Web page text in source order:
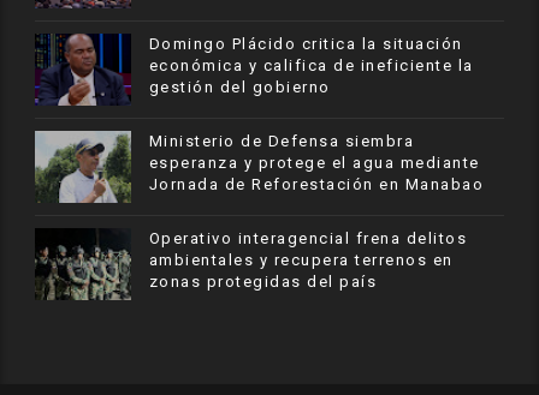
​Domingo Plácido critica la situación
económica y califica de ineficiente la
gestión del gobierno
Ministerio de Defensa siembra
esperanza y protege el agua mediante
Jornada de Reforestación en Manabao
Operativo interagencial frena delitos
ambientales y recupera terrenos en
zonas protegidas del país